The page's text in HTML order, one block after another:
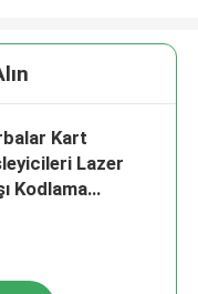
Kart
Lazer
Kodlama